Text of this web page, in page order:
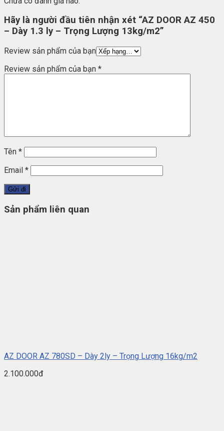
Hãy là người đầu tiên nhận xét “AZ DOOR AZ 450
– Dày 1.3 ly – Trọng Lượng 13kg/m2”
Review sản phẩm của bạn
Review sản phẩm của bạn *
Tên *
Email *
Sản phẩm liên quan
AZ DOOR AZ 780SD – Dày 2ly – Trọng Lượng 16kg/m2
2.100.000đ